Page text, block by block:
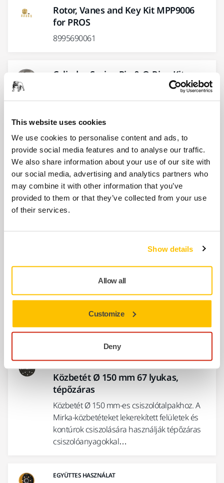
This website uses cookies
We use cookies to personalise content and ads, to
provide social media features and to analyse our traffic.
We also share information about your use of our site with
our social media, advertising and analytics partners who
may combine it with other information that you’ve
provided to them or that they’ve collected from your use
of their services.
Show details
Allow all
Customize
Deny
Rotor, Vanes and Key Kit MPP9006
for PROS
8995690061
Cylinder, Spring Pin & O-Ring Kit
Pad Wrench 24mm for
125/150/175mm
8995604121
Mutass többet
mm
Rugalmas porelszívó tömlő, amely összeköti
a csiszolót és a porelszívót.
EGYÜTTES HASZNÁLAT
Közbetét Ø 150 mm 67 lyukas,
tépőzáras
Közbetét Ø 150 mm-es csiszolótalpakhoz. A
Mirka-közbetéteket lekerekített felületek és
kontúrok csiszolására használják tépőzáras
csiszolóanyagokkal…
EGYÜTTES HASZNÁLAT